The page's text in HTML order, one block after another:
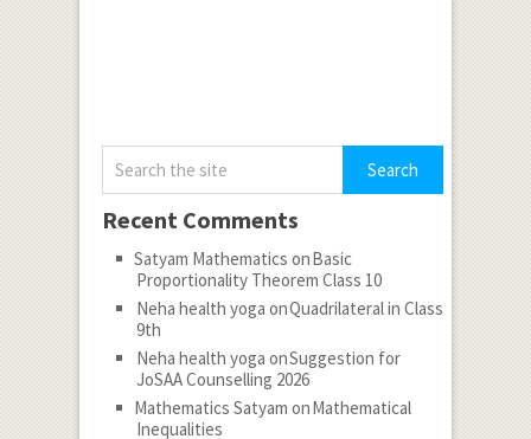
Recent Comments
Satyam Mathematics onBasic
Proportionality Theorem Class 10
Neha health yoga onQuadrilateral in Class
9th
Neha health yoga onSuggestion for
JoSAA Counselling 2026
Mathematics Satyam onMathematical
Inequalities